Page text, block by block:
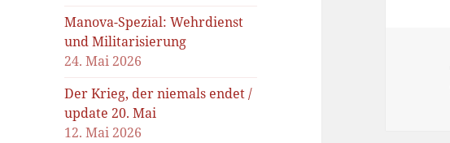
Manova-Spezial: Wehrdienst
und Militarisierung
24. Mai 2026
Der Krieg, der niemals endet /
update 20. Mai
12. Mai 2026